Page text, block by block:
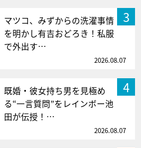
3
マツコ、みずからの洗濯事情
を明かし有吉おどろき！私服
で外出す…
2026.08.07
4
既婚・彼女持ち男を見極め
る“一言質問”をレインボー池
田が伝授！…
2026.08.07